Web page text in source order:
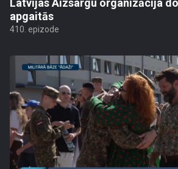
Latvijas Aizsargu organizācija
apgaitās
410. epizode